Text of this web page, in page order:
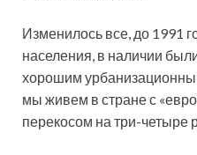
Изменилось все, до 1991
населения, в наличии
хорошим
мы живем в стране с
перекосом на три-четыре